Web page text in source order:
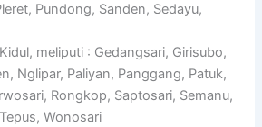
Pundong, Sanden, Sedayu,
meliputi : Gedangsari, Girisubo,
Nglipar, Paliyan, Panggang, Patuk,
Rongkop, Saptosari, Semanu,
Wonosari